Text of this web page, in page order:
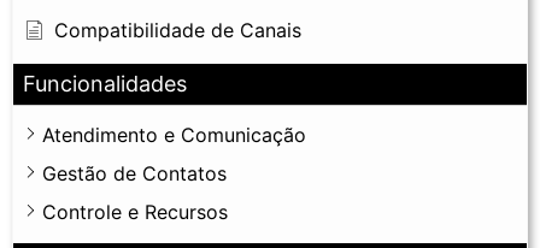
Compatibilidade de Canais
Funcionalidades
Atendimento e Comunicação
Gestão de Contatos
Controle e Recursos